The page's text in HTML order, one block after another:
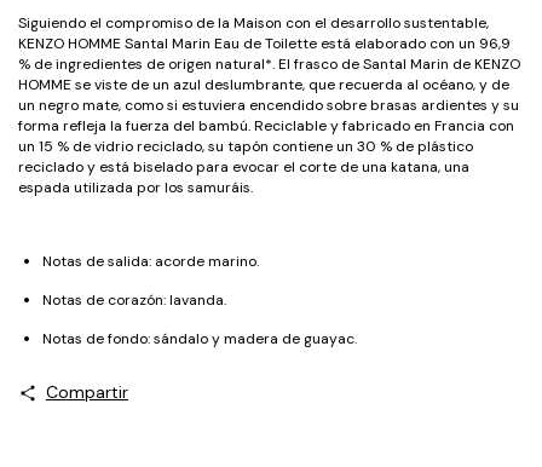
Siguiendo el compromiso de la Maison con el desarrollo sustentable,
KENZO HOMME Santal Marin Eau de Toilette está elaborado con un 96,9
% de ingredientes de origen natural*. El frasco de Santal Marin de KENZO
HOMME se viste de un azul deslumbrante, que recuerda al océano, y de
un negro mate, como si estuviera encendido sobre brasas ardientes y su
forma refleja la fuerza del bambú. Reciclable y fabricado en Francia con
un 15 % de vidrio reciclado, su tapón contiene un 30 % de plástico
reciclado y está biselado para evocar el corte de una katana, una
espada utilizada por los samuráis.
Notas de salida: acorde marino.
Notas de corazón: lavanda.
Notas de fondo: sándalo y madera de guayac.
Compartir